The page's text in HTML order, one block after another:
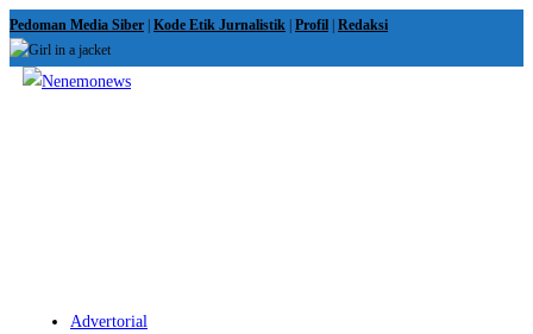
Skip
to
content
Pedoman Media Siber Kode Etik Jurnalistik Profil Redaksi
Advertorial